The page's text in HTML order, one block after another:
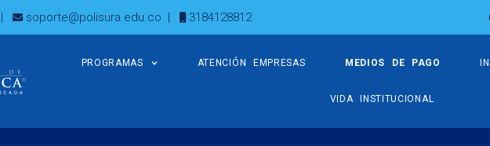
| soporte@polisura.edu.co | 3184128812
PROGRAMAS ATENCIÓN EMPRESAS MEDIOS DE PAGO
VIDA INSTITUCIONAL